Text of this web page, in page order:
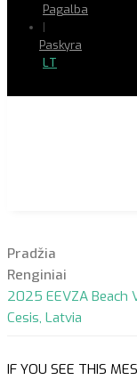
Pagalba
|
Paskyra
LT
Pradžia
Renginiai
2025 EEVZA Beach
Cesis, Latvia
IF YOU SEE THIS